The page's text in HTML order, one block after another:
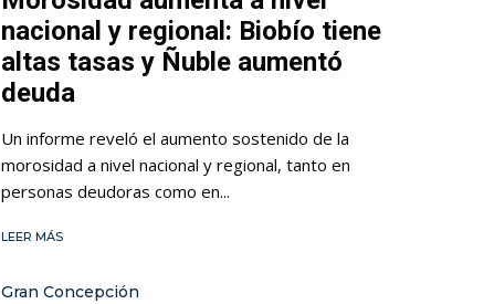
nacional y regional: Biobío tiene
altas tasas y Ñuble aumentó
deuda
Un informe reveló el aumento sostenido de la
morosidad a nivel nacional y regional, tanto en
personas deudoras como en...
LEER MÁS
Gran Concepción